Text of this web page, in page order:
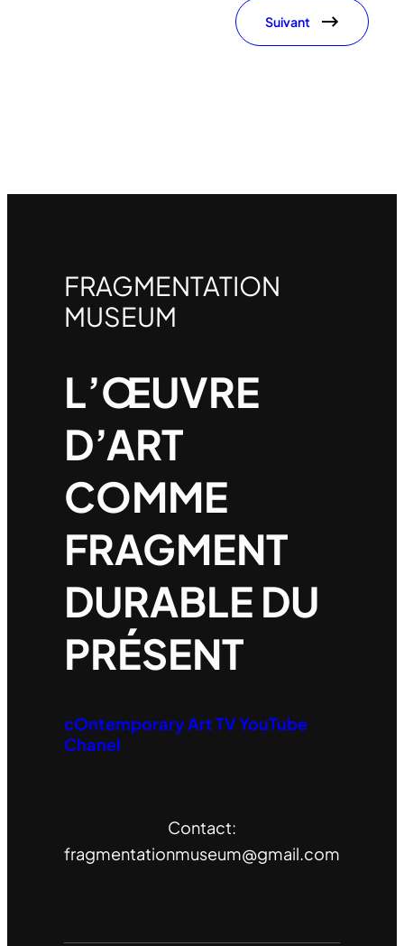
Suivant
FRAGMENTATION
MUSEUM
L’ŒUVRE
D’ART
COMME
FRAGMENT
DURABLE DU
PRÉSENT
cOntemporary Art TV YouTube
Chanel
Contact:
fragmentationmuseum@gmail.com